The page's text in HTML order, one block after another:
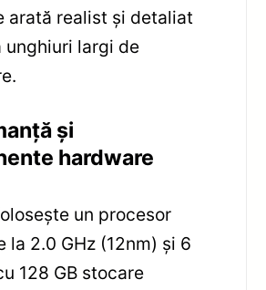
arată realist și detaliat
unghiuri largi de
și
hardware
un procesor
la 2.0 GHz (12nm) și 6
128 GB stocare